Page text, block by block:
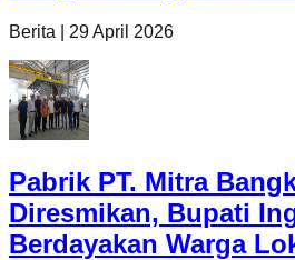
Berita 29 April 2026
Pabrik PT. Mitra
Diresmikan, Bupati
Berdayakan Warga